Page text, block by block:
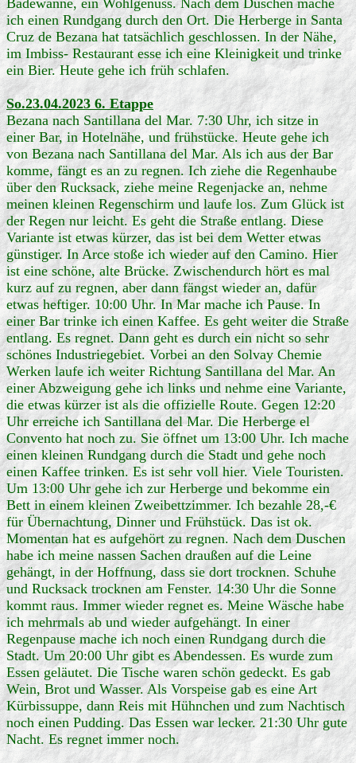
ich einen Rundgang durch den Ort. Die Herberge in Santa
Cruz de Bezana hat tatsächlich geschlossen. In der Nähe,
im Imbiss- Restaurant esse ich eine Kleinigkeit und trinke
ein Bier. Heute gehe ich früh schlafen.
So.23.04.2023 6. Etappe
Bezana nach Santillana del Mar. 7:30 Uhr, ich sitze in
einer Bar, in Hotelnähe, und frühstücke. Heute gehe ich
von Bezana nach Santillana del Mar. Als ich aus der Bar
komme, fängt es an zu regnen. Ich ziehe die Regenhaube
über den Rucksack, ziehe meine Regenjacke an, nehme
meinen kleinen Regenschirm und laufe los. Zum Glück ist
der Regen nur leicht. Es geht die Straße entlang. Diese
Variante ist etwas kürzer, das ist bei dem Wetter etwas
günstiger. In Arce stoße ich wieder auf den Camino. Hier
ist eine schöne, alte Brücke. Zwischendurch hört es mal
kurz auf zu regnen, aber dann fängst wieder an, dafür
etwas heftiger. 10:00 Uhr. In Mar mache ich Pause. In
einer Bar trinke ich einen Kaffee. Es geht weiter die Straße
entlang. Es regnet. Dann geht es durch ein nicht so sehr
schönes Industriegebiet. Vorbei an den Solvay Chemie
Werken laufe ich weiter Richtung Santillana del Mar. An
einer Abzweigung gehe ich links und nehme eine Variante,
die etwas kürzer ist als die offizielle Route. Gegen 12:20
Uhr erreiche ich Santillana del Mar. Die Herberge el
Convento hat noch zu. Sie öffnet um 13:00 Uhr. Ich mache
einen kleinen Rundgang durch die Stadt und gehe noch
einen Kaffee trinken. Es ist sehr voll hier. Viele Touristen.
Um 13:00 Uhr gehe ich zur Herberge und bekomme ein
Bett in einem kleinen Zweibettzimmer. Ich bezahle 28,-€
für Übernachtung, Dinner und Frühstück. Das ist ok.
Momentan hat es aufgehört zu regnen. Nach dem Duschen
habe ich meine nassen Sachen draußen auf die Leine
gehängt, in der Hoffnung, dass sie dort trocknen. Schuhe
und Rucksack trocknen am Fenster. 14:30 Uhr die Sonne
kommt raus. Immer wieder regnet es. Meine Wäsche habe
ich mehrmals ab und wieder aufgehängt. In einer
Regenpause mache ich noch einen Rundgang durch die
Stadt. Um 20:00 Uhr gibt es Abendessen. Es wurde zum
Essen geläutet. Die Tische waren schön gedeckt. Es gab
Wein, Brot und Wasser. Als Vorspeise gab es eine Art
Kürbissuppe, dann Reis mit Hühnchen und zum Nachtisch
noch einen Pudding. Das Essen war lecker. 21:30 Uhr gute
Nacht. Es regnet immer noch.